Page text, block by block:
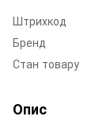
Штрихкод
Бренд
Стан товару
Опис